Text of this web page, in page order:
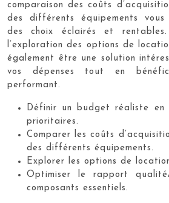
comparaison des coûts
des différents équipements
des choix éclairés et
l’exploration des options de
également être une solution
vos dépenses tout en
performant.
Définir un budget réaliste en
prioritaires.
Comparer les coûts
des différents équipements.
Explorer les options de
Optimiser le rapport
composants essentiels.